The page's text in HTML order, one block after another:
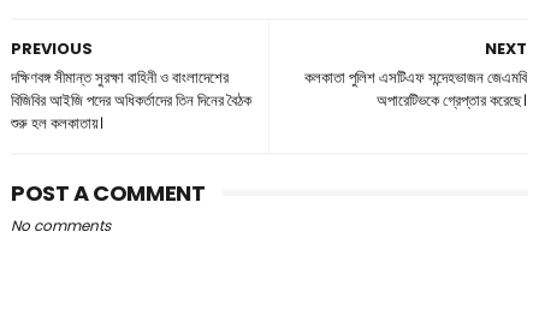
NEXT
কলকাতা পুলিশ এসটিএফ সন্দেহভাজন জেএমবি
অপারেটিভকে গ্রেপ্তার করেছে।
PREVIOUS
দক্ষিণবঙ্গ সীমান্ত সুরক্ষা বাহিনী ও বাংলাদেশের
বিজিবির আইজি পদের অধিকর্তাদের তিন দিনের বৈঠক
শুরু হল কলকাতায়।
POST A COMMENT
No comments